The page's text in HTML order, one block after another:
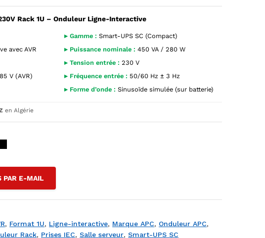
panneau arrière rack 1U: 1 entrée IEC C14, 4 sorties IEC C13,
SC450RMI1U, format rack 1U gris anthracite, vue 3/4 avant droite,
Rack 1U – Onduleur Ligne-Interactive
▸ Gamme : Smart-UPS SC (Compact)
avec AVR ▸ Puissance nominale : 450 VA / 280 W
▸ Tension entrée : 230 V
V (AVR) ▸ Fréquence entrée : 50/60 Hz ± 3 Hz
▸ Forme d’onde : Sinusoïde simulée (sur batterie)
en Algérie
PAR E-MAIL
, Format 1U, Ligne-interactive, Marque APC, Onduleur APC,
Rack, Prises IEC,Salle serveur,Smart-UPS SC